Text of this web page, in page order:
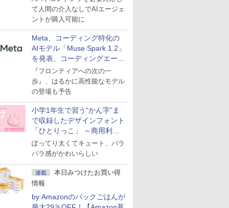
て人間の介入なしでAIエージェ
ントが購入可能に
Meta、コーディング特化の
AIモデル「Muse Spark 1.2」
を発表、コーディングエージ
ェント「Muse Code」も
『フロンティアへの次の一
歩』、はるかに高性能なモデル
の登場も予告
小学1年生で習う“かん字”ま
で収録したデザインフォント
「ひとりっこ」 ～商用利用
OK
ぽってり太くてキュート、パラ
パラ感がかわいらしい
連載
本日みつけたお買い得
情報
by Amazonのパックごはんが